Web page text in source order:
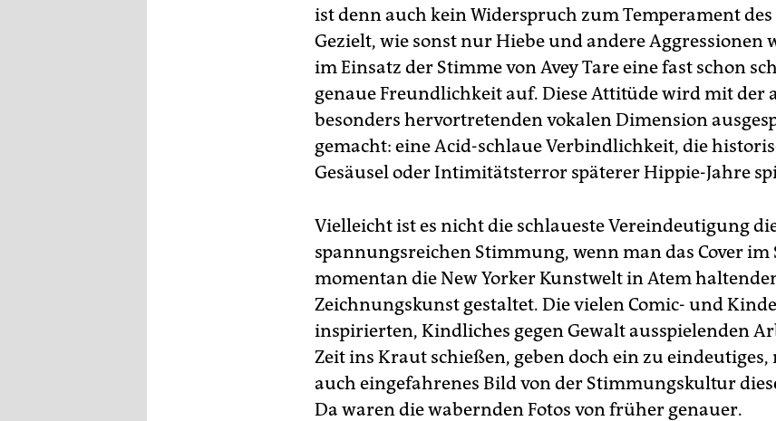
ist denn auch kein Widerspruch zum Temperament des
Gezielt, wie sonst nur Hiebe und andere Aggressionen
im Einsatz der Stimme von Avey Tare eine fast schon
genaue Freundlichkeit auf. Diese Attitüde wird mit der
besonders hervortretenden vokalen Dimension
gemacht: eine Acid-schlaue Verbindlichkeit, die
Gesäusel oder Intimitätsterror späterer Hippie-Jahre
Vielleicht ist es nicht die schlaueste Vereindeutigung
spannungsreichen Stimmung, wenn man das Cover im
momentan die New Yorker Kunstwelt in Atem
Zeichnungskunst gestaltet. Die vielen Comic- und
inspirierten, Kindliches gegen Gewalt ausspielenden
Zeit ins Kraut schießen, geben doch ein zu
auch eingefahrenes Bild von der Stimmungskultur
Da waren die wabernden Fotos von früher genauer.